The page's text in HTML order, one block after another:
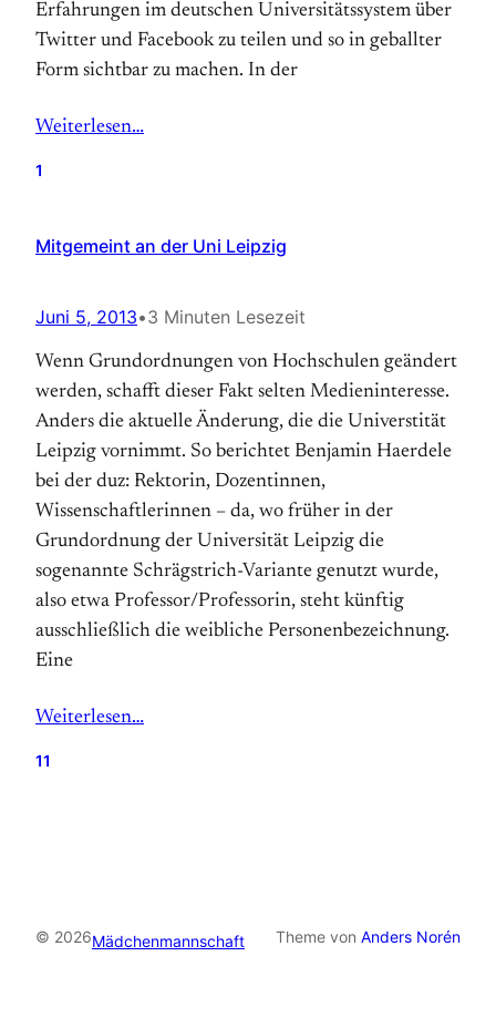
Erfahrungen im deutschen Universitätssystem über
Twitter und Facebook zu teilen und so in geballter
Form sichtbar zu machen. In der
Weiterlesen…
1
Mitgemeint an der Uni Leipzig
Juni 5, 2013•3 Minuten Lesezeit
Wenn Grundordnungen von Hochschulen geändert
werden, schafft dieser Fakt selten Medieninteresse.
Anders die aktuelle Änderung, die die Universtität
Leipzig vornimmt. So berichtet Benjamin Haerdele
bei der duz: Rektorin, Dozentinnen,
Wissenschaftlerinnen – da, wo früher in der
Grundordnung der Universität Leipzig die
sogenannte Schrägstrich-Variante genutzt wurde,
also etwa Professor/Professorin, steht künftig
ausschließlich die weibliche Personenbezeichnung.
Eine
Weiterlesen…
11
© 2026Mädchenmannschaft Theme von Anders Norén